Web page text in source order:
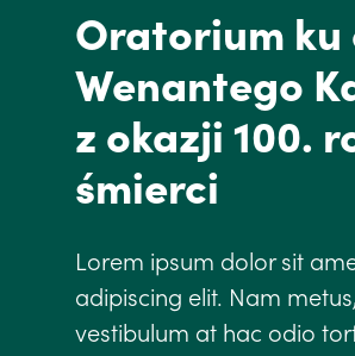
Oratorium ku
Wenantego
z okazji 100.
śmierci
Lorem ipsum dolor sit
adipiscing elit. Nam
vestibulum at hac odio